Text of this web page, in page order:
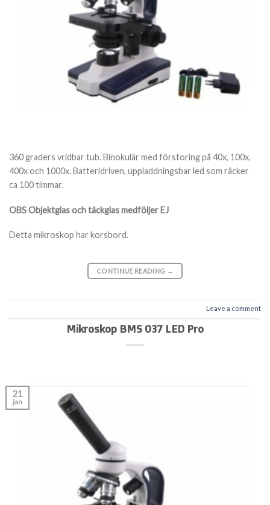
360 graders vridbar tub. Binokulär med förstoring på 40x, 100x,
400x och 1000x. Batteridriven, uppladdningsbar led som räcker
ca 100 timmar.
OBS Objektglas och täckglas medföljer EJ
Detta mikroskop har korsbord.
CONTINUE READING →
Leave a comment
Mikroskop BMS 037 LED Pro
21
jan